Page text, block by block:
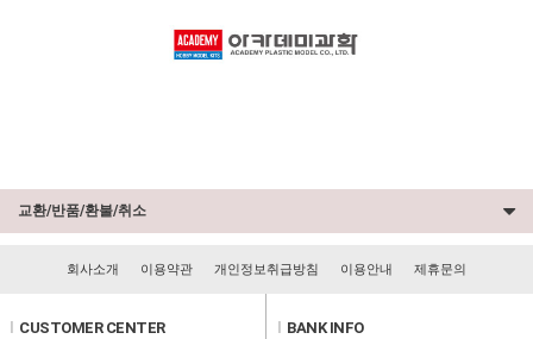
교환/반품/환불/취소
회사소개 이용약관 개인정보취급방침 이용안내 제휴문의
CUSTOMER CENTER BANK INFO